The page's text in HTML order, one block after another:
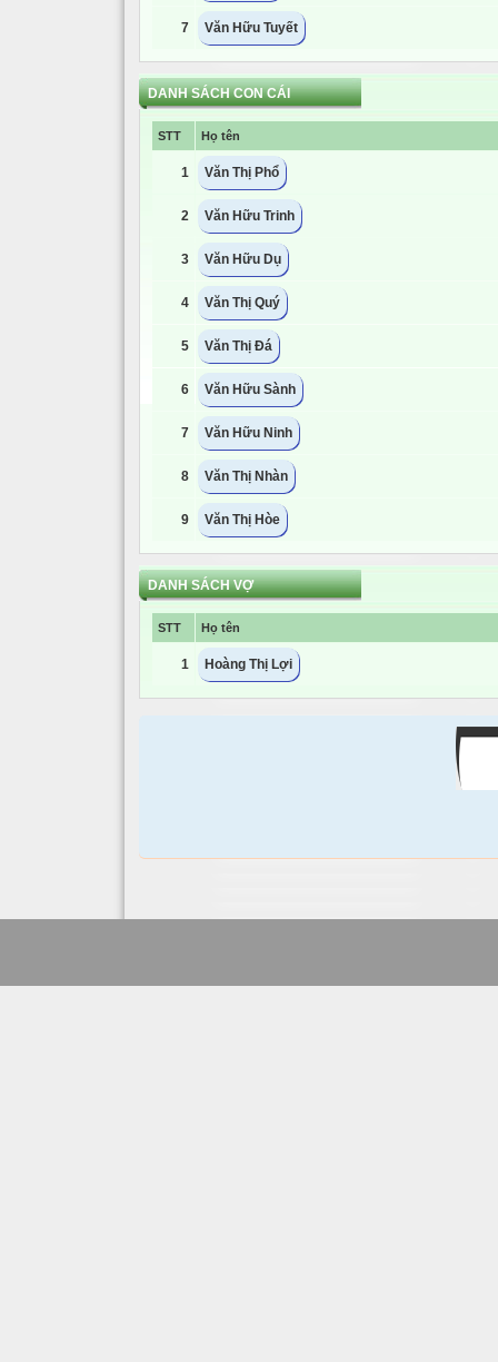
7 Văn Hữu Tuyết
DANH SÁCH CON CÁI
STT Họ tên
1 Văn Thị Phổ
2 Văn Hữu Trinh
3 Văn Hữu Dụ
4 Văn Thị Quý
5 Văn Thị Đá
6 Văn Hữu Sành
7 Văn Hữu Ninh
8 Văn Thị Nhàn
9 Văn Thị Hòe
DANH SÁCH VỢ
STT Họ tên
1 Hoàng Thị Lợi